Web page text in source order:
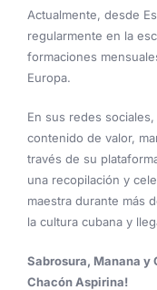
Actualmente, desde
regularmente en la
formaciones
Europa.
En sus redes
contenido de valor,
través de su
una recopilación y
maestra durante más
la cultura cubana y
Sabrosura, Manana y
Chacón Aspirina!